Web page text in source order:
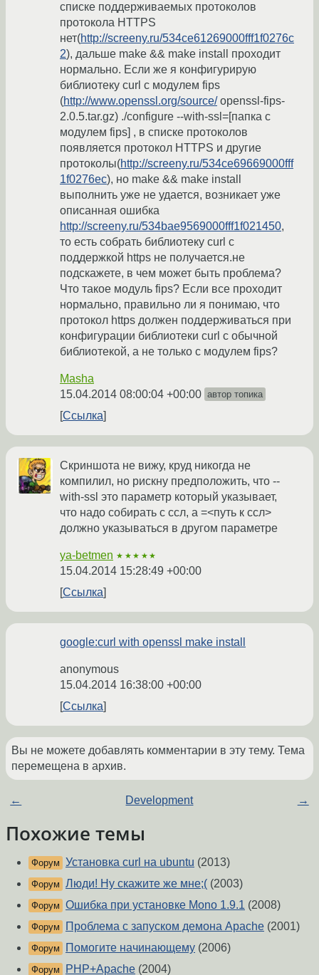
списке поддерживаемых протоколов
протокола HTTPS
нет(http://screeny.ru/534ce61269000fff1f0276c
2), дальше make && make install проходит
нормально. Если же я конфигурирую
библиотеку curl c модулем fips
(http://www.openssl.org/source/openssl-fips-
2.0.5.tar.gz) ./configure --with-ssl=[папка с
модулем fips] , в списке протоколов
появляется протокол HTTPS и другие
протоколы(http://screeny.ru/534ce69669000fff
1f0276ec), но make && make install
выполнить уже не удается, возникает уже
описанная ошибка
http://screeny.ru/534bae9569000fff1f021450,
то есть собрать библиотеку curl c
поддержкой https не получается.не
подскажете, в чем может быть проблема?
Что такое модуль fips? Если все проходит
нормально, правильно ли я понимаю, что
протокол https должен поддерживаться при
конфигурации библиотеки curl с обычной
библиотекой, а не только с модулем fips?
Masha
15.04.2014 08:00:04 +00:00 автор топика
Ссылка
Скриншота не вижу, круд никогда не
компилил, но рискну предположить, что --
with-ssl это параметр который указывает,
что надо собирать с ссл, а =<путь к ссл>
должно указываться в другом параметре
ya-betmen ★★★★★
15.04.2014 15:28:49 +00:00
Ссылка
google:curl with openssl make install
anonymous
15.04.2014 16:38:00 +00:00
Ссылка
Вы не можете добавлять комментарии в эту тему. Тема
перемещена в архив.
← Development →
Похожие темы
Форум Установка curl на ubuntu (2013)
Форум Люди! Ну скажите же мне;( (2003)
Форум Ошибка при установке Mono 1.9.1 (2008)
Форум Проблема с запуском демона Apache (2001)
Форум Помогите начинающему (2006)
Форум PHP+Apache (2004)